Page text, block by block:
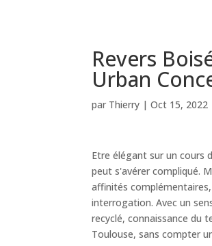
Revers
Urban
par Thierry |Oct 15, 2022
Etre élégant sur un cours
peut s'avérer compliqué.
affinités
interrogation. Avec un
recyclé, connaissance du
Toulouse, sans compter